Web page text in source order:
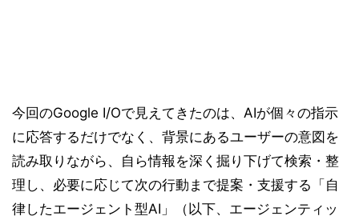
今回のGoogle I/Oで見えてきたのは、AIが個々の指示
に応答するだけでなく、背景にあるユーザーの意図を
読み取りながら、自ら情報を深く掘り下げて検索・整
理し、必要に応じて次の行動まで提案・支援する「自
律したエージェント型AI」（以下、エージェンティッ